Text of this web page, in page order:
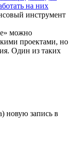
на них
инструмент
можно
проектами, но
Один из таких
новую запись в